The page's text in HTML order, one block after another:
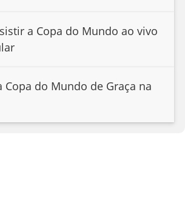
a Copa do Mundo ao vivo
Copa do Mundo de Graça na